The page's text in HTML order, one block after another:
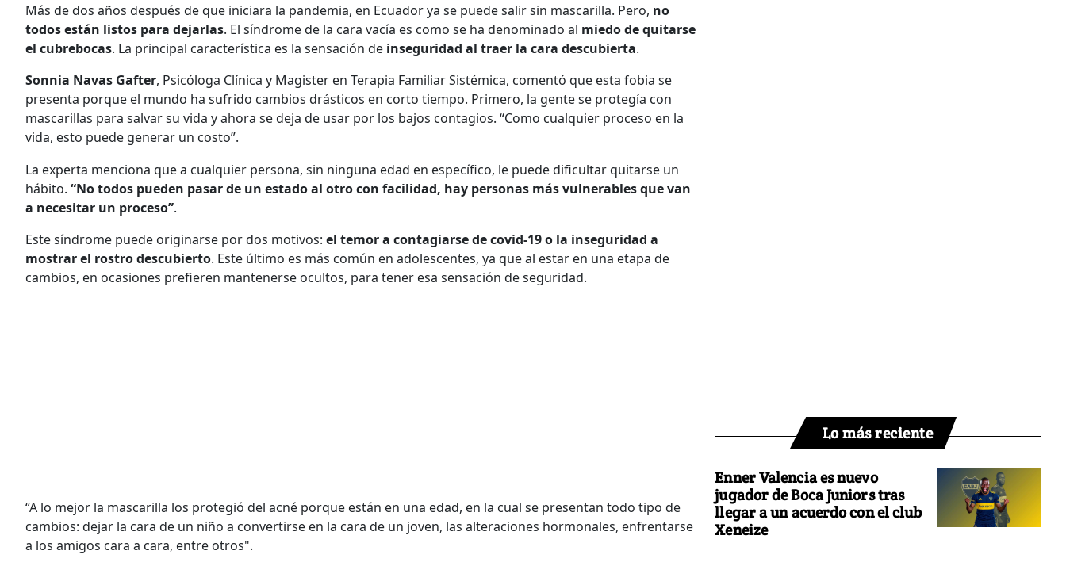
Más de dos años después de que iniciara la pandemia, en Ecuador ya se puede salir sin mascarilla. Pero, no
todos están listos para dejarlas. El síndrome de la cara vacía es como se ha denominado al miedo de quitarse
el cubrebocas. La principal característica es la sensación de inseguridad al traer la cara descubierta.
Sonnia Navas Gafter, Psicóloga Clínica y Magister en Terapia Familiar Sistémica, comentó que esta fobia se
presenta porque el mundo ha sufrido cambios drásticos en corto tiempo. Primero, la gente se protegía con
mascarillas para salvar su vida y ahora se deja de usar por los bajos contagios. “Como cualquier proceso en la
vida, esto puede generar un costo”.
La experta menciona que a cualquier persona, sin ninguna edad en específico, le puede dificultar quitarse un
hábito. “No todos pueden pasar de un estado al otro con facilidad, hay personas más vulnerables que van
a necesitar un proceso”.
Este síndrome puede originarse por dos motivos: el temor a contagiarse de covid-19 o la inseguridad a
mostrar el rostro descubierto. Este último es más común en adolescentes, ya que al estar en una etapa de
cambios, en ocasiones prefieren mantenerse ocultos, para tener esa sensación de seguridad.
“A lo mejor la mascarilla los protegió del acné porque están en una edad, en la cual se presentan todo tipo de
cambios: dejar la cara de un niño a convertirse en la cara de un joven, las alteraciones hormonales, enfrentarse
a los amigos cara a cara, entre otros".
Lo más reciente
Enner Valencia es nuevo
jugador de Boca Juniors tras
llegar a un acuerdo con el club
Xeneize